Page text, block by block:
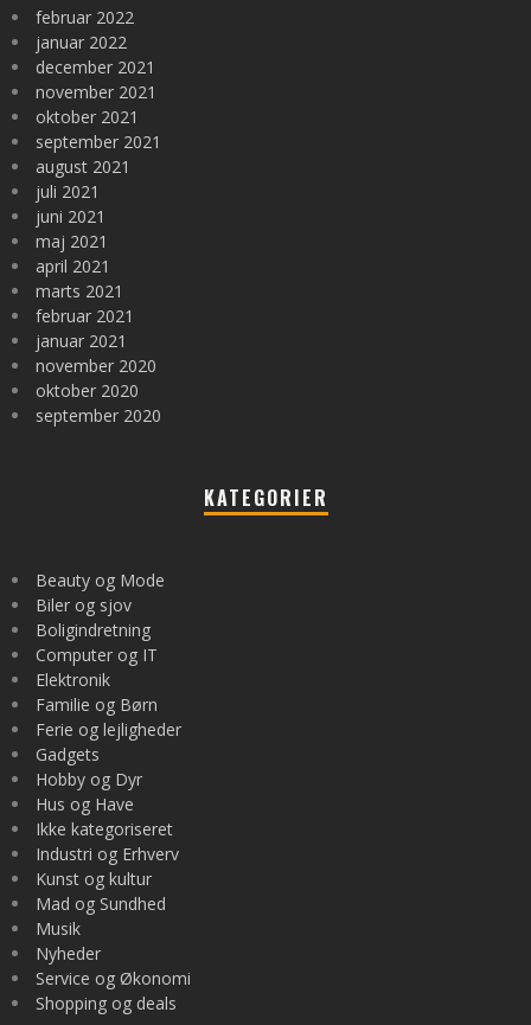
februar 2022
januar 2022
december 2021
november 2021
oktober 2021
september 2021
august 2021
juli 2021
juni 2021
maj 2021
april 2021
marts 2021
februar 2021
januar 2021
november 2020
oktober 2020
september 2020
KATEGORIER
Beauty og Mode
Biler og sjov
Boligindretning
Computer og IT
Elektronik
Familie og Børn
Ferie og lejligheder
Gadgets
Hobby og Dyr
Hus og Have
Ikke kategoriseret
Industri og Erhverv
Kunst og kultur
Mad og Sundhed
Musik
Nyheder
Service og Økonomi
Shopping og deals